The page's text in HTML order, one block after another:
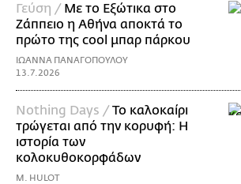
Γεύση / Με το Εξώτικα στο
Ζάππειο η Αθήνα αποκτά το
πρώτο της cool μπαρ πάρκου
ΙΩΑΝΝΑ ΠΑΝΑΓΟΠΟΥΛΟΥ
13.7.2026
Nothing Days /Το καλοκαίρι
τρώγεται από την κορυφή: H
ιστορία των
κολοκυθοκορφάδων
M. HULOT